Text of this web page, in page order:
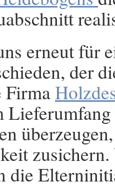
erneut für
der
Firma
die